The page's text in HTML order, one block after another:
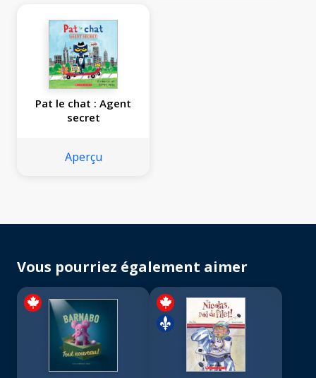
Pat le chat : Agent
secret
Aperçu
Vous pourriez également aimer